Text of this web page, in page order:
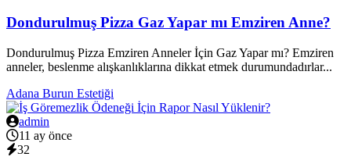
Dondurulmuş Pizza Gaz Yapar mı Emziren Anne?
Dondurulmuş Pizza Emziren Anneler İçin Gaz Yapar mı? Emziren
anneler, beslenme alışkanlıklarına dikkat etmek durumundadırlar...
Adana Burun Estetiği
admin
11 ay önce
32